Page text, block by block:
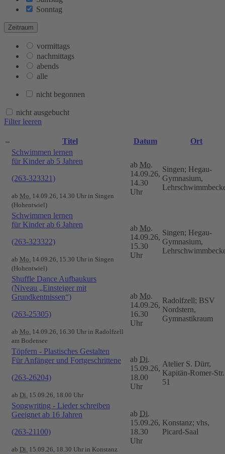
Sonntag
Zeitraum
vormittags
nachmittags
abends
alle
nicht begonnen
nicht ausgebucht
Filter leeren
– Titel Datum
Ort
Schwimmen lernen
für Kinder ab 5 Jahren
(263-323321)
ab Mo. 14.09.26, 14.30 Uhr in Singen
(Hohentwiel)
ab Mo.
14.09.26,
14.30
Uhr
Singen; Hegau-
Gymnasium,
Schwimmen lernen
für Kinder ab 6 Jahren
(263-323322)
ab Mo. 14.09.26, 15.30 Uhr in Singen
(Hohentwiel)
ab Mo.
14.09.26,
15.30
Uhr
Singen; Hegau-
Gymnasium,
Shuffle Dance Aufbaukurs
(Niveau „Einsteiger mit
Grundkentnissen“)
(263-25305)
ab Mo. 14.09.26, 16.30 Uhr in Radolfzell
am Bodensee
ab Mo.
14.09.26,
16.30
Uhr
Radolfzell; BSV
Nordstern,
Gymnastikraum
Töpfern - Plastisches Gestalten
Für Anfänger und Fortgeschrittene
(263-26204)
ab Di. 15.09.26, 18.00 Uhr
ab Di.
15.09.26,
18.00
Uhr
Atelier S. Dürr,
Kapitän-Romer-Str.
51
Songwriting - Lieder schreiben
Geeignet ab 16 Jahren
(263-21100)
ab Di. 15.09.26, 18.30 Uhr in Konstanz
ab Di.
15.09.26,
18.30
Uhr
Konstanz; vhs,
Picard-Saal